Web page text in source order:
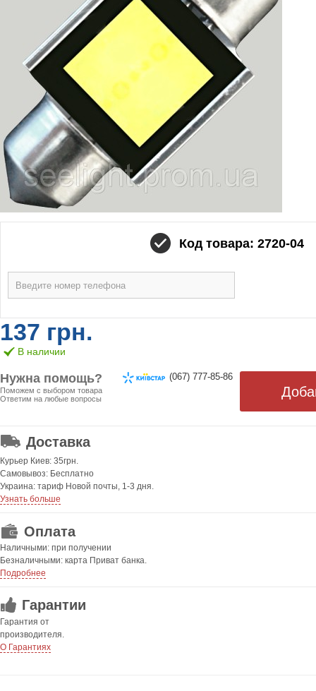
Код товара: 2720-04
137 грн.
В наличии
Нужна помощь?
Поможем с выбором товара
Ответим на любые вопросы
(067) 777-85-86
Доставка
Курьер Киев: 35грн.
Самовывоз: Бесплатно
Украина: тариф Новой почты, 1-3 дня.
Узнать больше
Оплата
Наличными: при получении
Безналичными: карта Приват банка.
Подробнее
Гарантии
Гарантия от
производителя.
О Гарантиях